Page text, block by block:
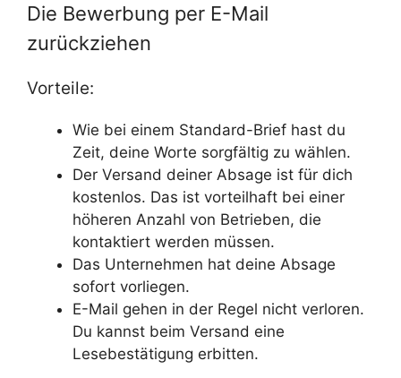
Die Bewerbung per E-Mail
zurückziehen
Vorteile:
Wie bei einem Standard-Brief hast du
Zeit, deine Worte sorgfältig zu wählen.
Der Versand deiner Absage ist für dich
kostenlos. Das ist vorteilhaft bei einer
höheren Anzahl von Betrieben, die
kontaktiert werden müssen.
Das Unternehmen hat deine Absage
sofort vorliegen.
E-Mail gehen in der Regel nicht verloren.
Du kannst beim Versand eine
Lesebestätigung erbitten.